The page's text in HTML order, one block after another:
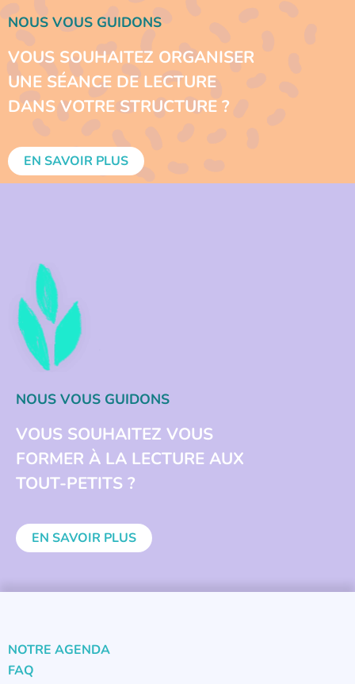
NOUS VOUS GUIDONS
VOUS SOUHAITEZ ORGANISER
UNE SÉANCE DE LECTURE
DANS VOTRE STRUCTURE ?
EN SAVOIR PLUS
NOUS VOUS GUIDONS
VOUS SOUHAITEZ VOUS
FORMER À LA LECTURE AUX
TOUT-PETITS ?
EN SAVOIR PLUS
NOTRE AGENDA
FAQ